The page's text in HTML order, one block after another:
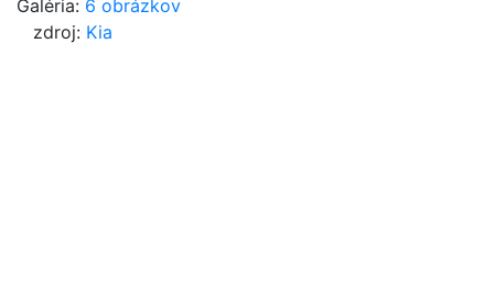
Galéria: 6 obrázkov
zdroj: Kia